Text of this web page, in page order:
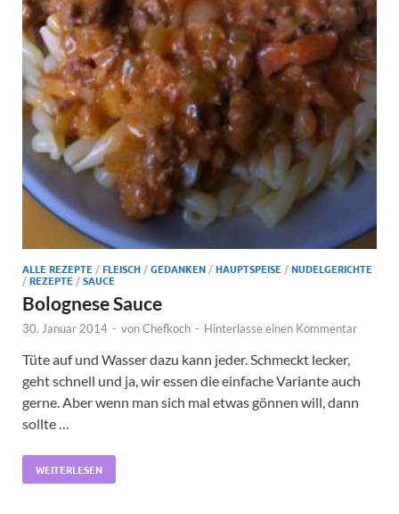
ALLE REZEPTE/FLEISCH/GEDANKEN/HAUPTSPEISE/NUDELGERICHTE
/REZEPTE/SAUCE
Bolognese Sauce
30. Januar 2014 - vonChefkoch - Hinterlasse einen Kommentar
Tüte auf und Wasser dazu kann jeder. Schmeckt lecker,
geht schnell und ja, wir essen die einfache Variante auch
gerne. Aber wenn man sich mal etwas gönnen will, dann
sollte …
WEITERLESEN